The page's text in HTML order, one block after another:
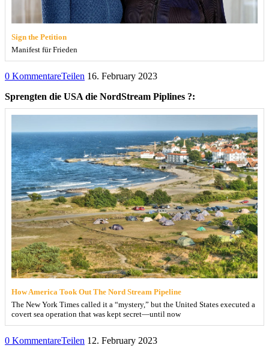
Sign the Petition
Manifest für Frieden
0 KommentareTeilen 16. February 2023
Sprengten die USA die NordStream Piplines ?:
How America Took Out The Nord Stream Pipeline
The New York Times called it a “mystery,” but the United States executed a
covert sea operation that was kept secret—until now
0 KommentareTeilen 12. February 2023